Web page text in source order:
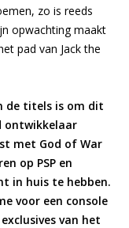
zo is reeds
opwachting maakt
pad van Jack the
de titels is om dit
ontwikkelaar
met God of War
op PSP en
in huis te hebben.
voor een console
van het